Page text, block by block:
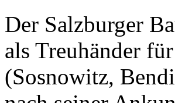
Der Salzburger
als Treuhänder
(Sosnowitz,